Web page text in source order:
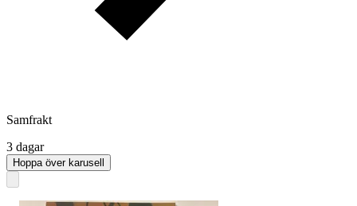
Samfrakt
3 dagar
Hoppa över karusell